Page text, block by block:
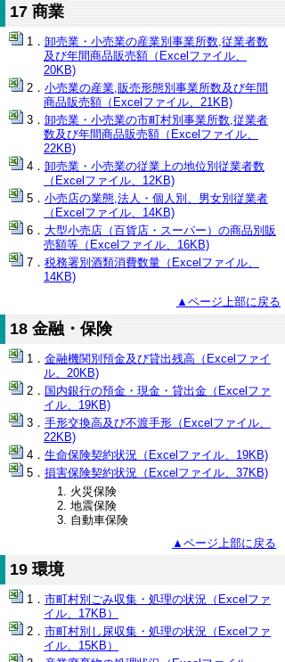
17 商業
卸売業・小売業の産業別事業所数,従業者数
及び年間商品販売額（Excelファイル、
20KB)
小売業の産業,販売形態別事業所数及び年間
商品販売額（Excelファイル、21KB)
卸売業・小売業の市町村別事業所数,従業者
数及び年間商品販売額（Excelファイル、
22KB)
卸売業・小売業の従業上の地位別従業者数
（Excelファイル、12KB)
小売店の業態,法人・個人別、男女別従業者
（Excelファイル、14KB)
大型小売店（百貨店・スーパー）の商品別販
売額等（Excelファイル、16KB)
税務署別酒類消費数量（Excelファイル、
14KB)
▲ページ上部に戻る
18 金融・保険
金融機関別預金及び貸出残高（Excelファイ
ル、20KB)
国内銀行の預金・現金・貸出金（Excelファ
イル、19KB)
手形交換高及び不渡手形（Excelファイル、
22KB)
生命保険契約状況（Excelファイル、19KB)
損害保険契約状況（Excelファイル、37KB)
火災保険
地震保険
自動車保険
▲ページ上部に戻る
19 環境
市町村別ごみ収集・処理の状況（Excelファ
イル、17KB）
市町村別し尿収集・処理の状況（Excelファ
イル、15KB）